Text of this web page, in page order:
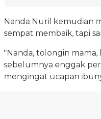
Nanda Nuril kemudian
sempat membaik, tapi
"Nanda, tolongin mama,
sebelumnya enggak
mengingat ucapan